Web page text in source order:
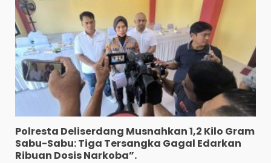
Polresta Deliserdang Musnahkan 1,2 Kilo Gram
Sabu-Sabu: Tiga Tersangka Gagal Edarkan
Ribuan Dosis Narkoba”.
3
Pewarta Polrestabes Medan
Gelar Jumat Barokah,
Pererat Silaturahmi,
Kokohkan Sinergi Media dan
Kepolisian